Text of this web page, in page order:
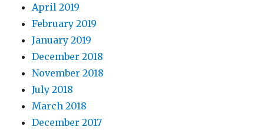
April 2019
February 2019
January 2019
December 2018
November 2018
July 2018
March 2018
December 2017